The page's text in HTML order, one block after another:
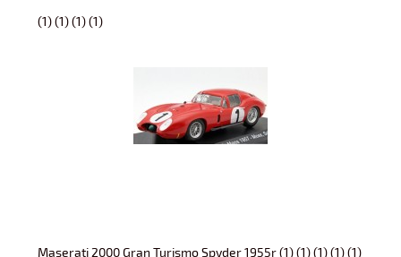
(1) (1) (1) (1)
Maserati 2000 Gran Turismo Spyder 1955r (1) (1) (1) (1) (1)